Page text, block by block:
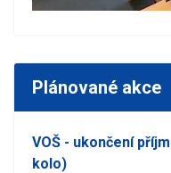
Plánované akce
VOŠ - ukončení
kolo)